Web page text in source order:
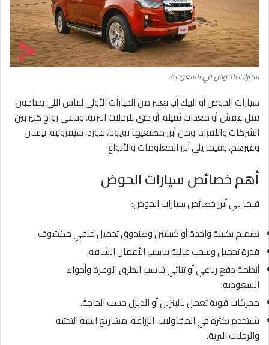
سيارات الحوض في السعودية
سيارات الحوض أو البيك أب تعتبر من الخيارات الأولى للناس اللي يحتاجون
نقل عفش أو معدات ثقيلة، أو حتى للرحلات البرية، وتلقى رواج كبير بين
الشركات والأفراد، ومن أبرز مصنعيها تويوتا، فورد، شيفروليه، نيسان
وغيرهم. وفيما يلي أبرز المعلومات والأنواع:
أهم خصائص سيارات الحوض
فيما يلي أبرز خصائص سيارات الحوض:
تصميم بكبينة واحدة أو كبينتين وصندوق تحميل خلفي مكشوف.
قدرة تحميل وسحب عالية تناسب الأعمال الشاقة.
أنظمة دفع رباعي أو ثنائي تناسب الطرق الوعرة وأجواء
السعودية.
محركات قوية تعمل بالبنزين أو الديزل حسب الحاجة.
تستخدم بكثرة في المقاولات، الزراعة، مشاريع البنية التحتية
والرحلات البرية.